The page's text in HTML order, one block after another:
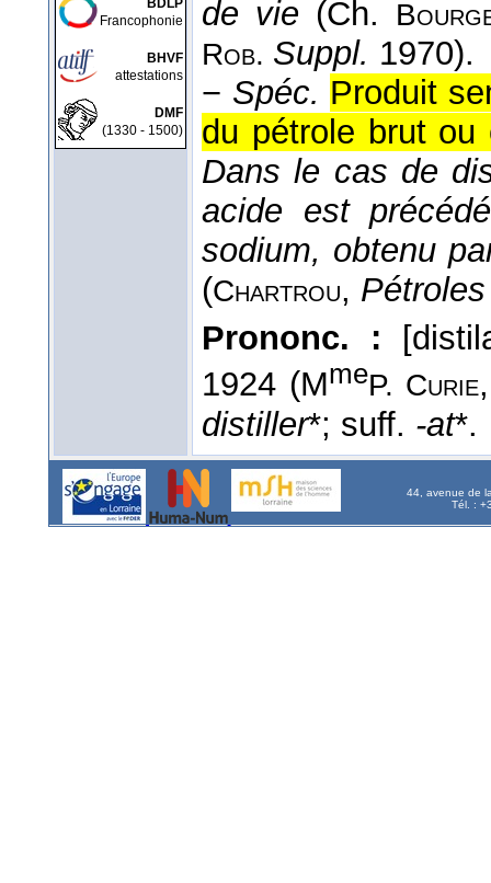
BDLP
Francophonie
BHVF
attestations
DMF
(1330 - 1500)
de vie (Ch.
Rob. Suppl. 1970).
− Spéc. Produit
du pétrole brut ou
Dans le cas de
acide est
sodium, obtenu
(Chartrou,
Prononc. :
1924 (MmeP. Curie
distiller*; suff. -at*.
44, avenue de
Tél. :